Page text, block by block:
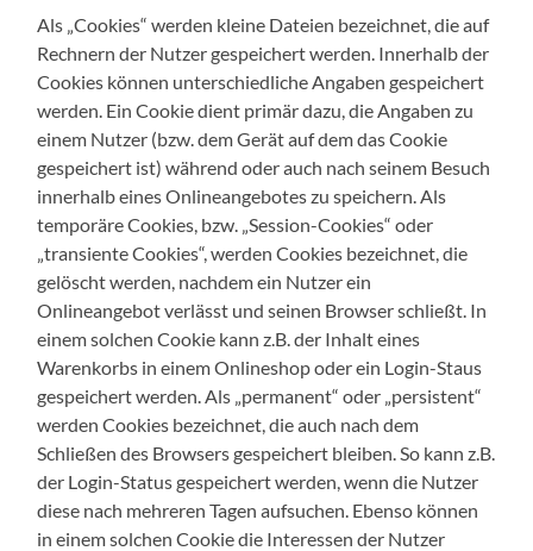
Als „Cookies“ werden kleine Dateien bezeichnet, die auf
Rechnern der Nutzer gespeichert werden. Innerhalb der
Cookies können unterschiedliche Angaben gespeichert
werden. Ein Cookie dient primär dazu, die Angaben zu
einem Nutzer (bzw. dem Gerät auf dem das Cookie
gespeichert ist) während oder auch nach seinem Besuch
innerhalb eines Onlineangebotes zu speichern. Als
temporäre Cookies, bzw. „Session-Cookies“ oder
„transiente Cookies“, werden Cookies bezeichnet, die
gelöscht werden, nachdem ein Nutzer ein
Onlineangebot verlässt und seinen Browser schließt. In
einem solchen Cookie kann z.B. der Inhalt eines
Warenkorbs in einem Onlineshop oder ein Login-Staus
gespeichert werden. Als „permanent“ oder „persistent“
werden Cookies bezeichnet, die auch nach dem
Schließen des Browsers gespeichert bleiben. So kann z.B.
der Login-Status gespeichert werden, wenn die Nutzer
diese nach mehreren Tagen aufsuchen. Ebenso können
in einem solchen Cookie die Interessen der Nutzer